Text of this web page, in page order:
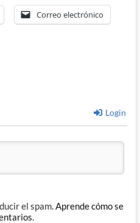
Correo electrónico
Login
el spam.Aprende cómo se